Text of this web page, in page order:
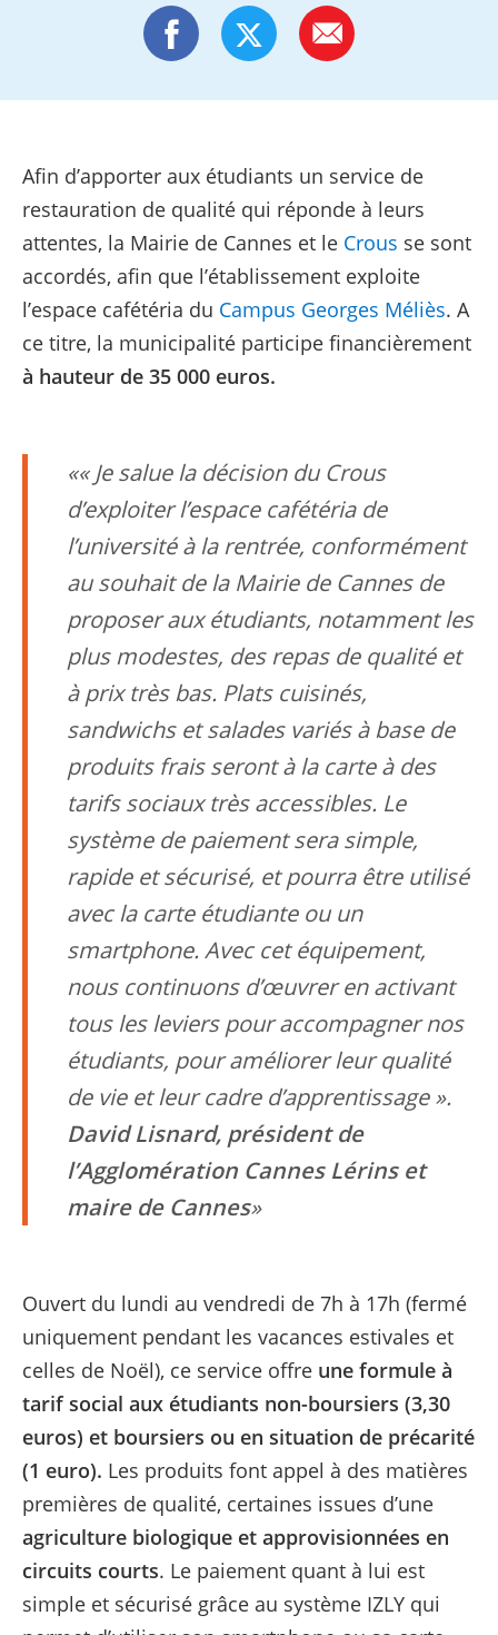
Afin d’apporter aux étudiants un service de
restauration de qualité qui réponde à leurs
attentes, la Mairie de Cannes et le Crous se sont
accordés, afin que l’établissement exploite
l’espace cafétéria du Campus Georges Méliès. A
ce titre, la municipalité participe financièrement
à hauteur de 35 000 euros.
« Je salue la décision du Crous
d’exploiter l’espace cafétéria de
l’université à la rentrée, conformément
au souhait de la Mairie de Cannes de
proposer aux étudiants, notamment les
plus modestes, des repas de qualité et
à prix très bas. Plats cuisinés,
sandwichs et salades variés à base de
produits frais seront à la carte à des
tarifs sociaux très accessibles. Le
système de paiement sera simple,
rapide et sécurisé, et pourra être utilisé
avec la carte étudiante ou un
smartphone. Avec cet équipement,
nous continuons d’œuvrer en activant
tous les leviers pour accompagner nos
étudiants, pour améliorer leur qualité
de vie et leur cadre d’apprentissage ».
David Lisnard, président de
l’Agglomération Cannes Lérins et
maire de Cannes
Ouvert du lundi au vendredi de 7h à 17h (fermé
uniquement pendant les vacances estivales et
celles de Noël), ce service offre une formule à
tarif social aux étudiants non-boursiers (3,30
euros) et boursiers ou en situation de précarité
(1 euro). Les produits font appel à des matières
premières de qualité, certaines issues d’une
agriculture biologique et approvisionnées en
circuits courts. Le paiement quant à lui est
simple et sécurisé grâce au système IZLY qui